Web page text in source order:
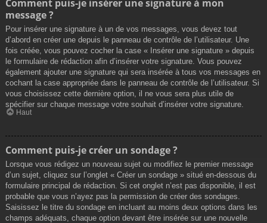
Comment puis-je insérer une signature à mon
message ?
Pour insérer une signature à un de vos messages, vous devez tout
d’abord en créer une depuis le panneau de contrôle de l’utilisateur. Une
fois créée, vous pouvez cocher la case « Insérer une signature » depuis
le formulaire de rédaction afin d’insérer votre signature. Vous pouvez
également ajouter une signature qui sera insérée à tous vos messages en
cochant la case appropriée dans le panneau de contrôle de l’utilisateur. Si
vous choisissez cette dernière option, il ne vous sera plus utile de
spécifier sur chaque message votre souhait d’insérer votre signature.
Haut
Comment puis-je créer un sondage ?
Lorsque vous rédigez un nouveau sujet ou modifiez le premier message
d’un sujet, cliquez sur l’onglet « Créer un sondage » situé en-dessous du
formulaire principal de rédaction. Si cet onglet n’est pas disponible, il est
probable que vous n’ayez pas la permission de créer des sondages.
Saisissez le titre du sondage en incluant au moins deux options dans les
champs adéquats, chaque option devant être insérée sur une nouvelle